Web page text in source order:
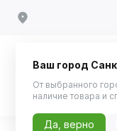
Ваш город
От выбранного
наличие товара и
Да, верно